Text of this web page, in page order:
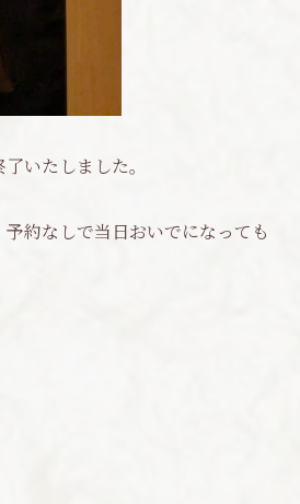
いたしました。
約なしで当日おいでになっても